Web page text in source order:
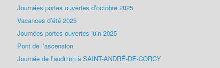
Journées portes ouvertes d’octobre 2025
Vacances d’été 2025
Journées portes ouvertes juin 2025
Pont de l’ascension
Journée de l’audition à SAINT-ANDRÉ-DE-CORCY